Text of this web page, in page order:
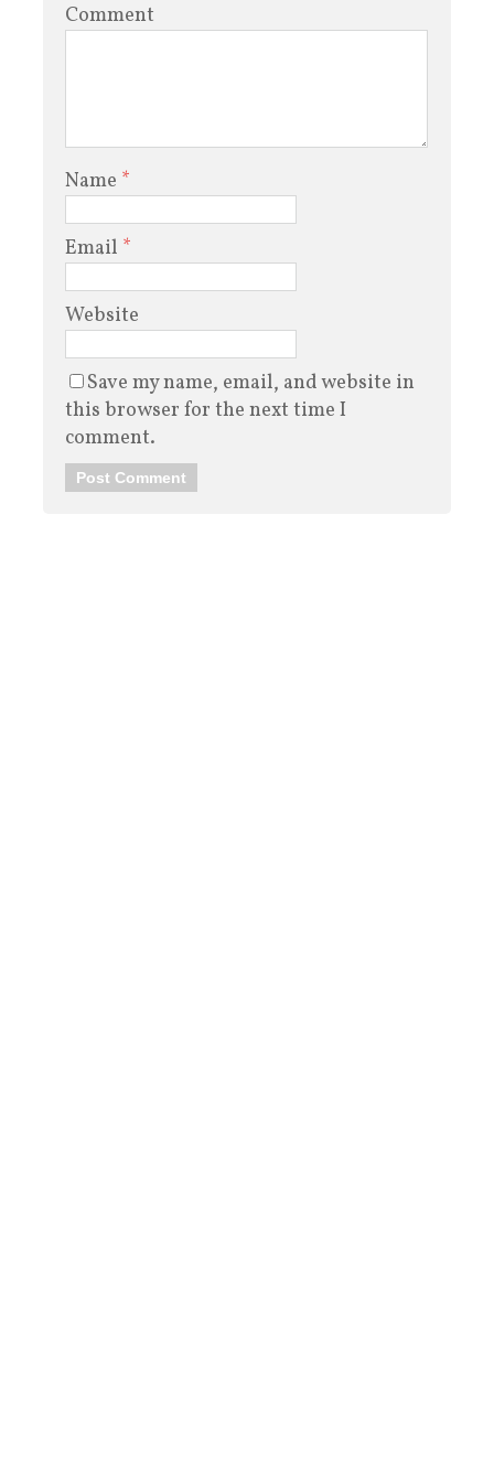
Comment
Name *
Email *
Website
Save my name, email, and website in
this browser for the next time I
comment.